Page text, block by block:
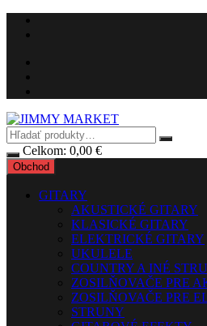
Preskočiť
Celkom: 0,00 €
Obchod
GITARY
AKUSTICKÉ GITARY
KLASICKÉ GITARY
ELEKTRICKÉ GITARY
UKULELE
COUNTRY A INÉ
ZOSILŇOVAČE PRE
ZOSILŇOVAČE PRE
STRUNY